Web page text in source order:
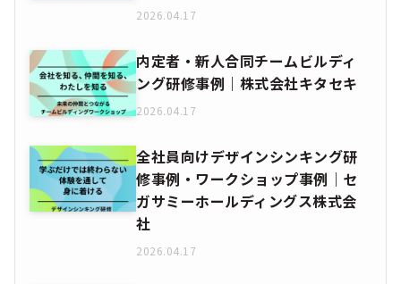
2026.04.17
内定者・新人合同チームビルディ
ング研修事例｜株式会社キタセキ
2026.04.17
全社員向けデザインシンキング研
修事例・ワークショップ事例｜セ
ガサミーホールディングス株式会
社
2026.04.17